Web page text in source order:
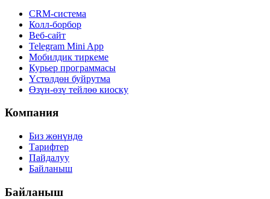
CRM-система
Колл-борбор
Веб-сайт
Telegram Mini App
Мобилдик тиркеме
Курьер программасы
Үстөлдөн буйрутма
Өзүн-өзү тейлөө киоску
Компания
Биз жөнүндө
Тарифтер
Пайдалуу
Байланыш
Байланыш